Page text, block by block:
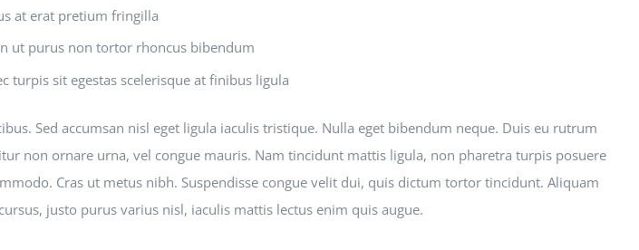
at erat pretium fringilla
ut purus non tortor rhoncus bibendum
turpis sit egestas scelerisque at finibus ligula
Sed accumsan nisl eget ligula iaculis tristique. Nulla eget bibendum neque. Duis eu rutrum
non ornare urna, vel congue mauris. Nam tincidunt mattis ligula, non pharetra turpis posuere
Cras ut metus nibh. Suspendisse congue velit dui, quis dictum tortor tincidunt. Aliquam
justo purus varius nisl, iaculis mattis lectus enim quis augue.